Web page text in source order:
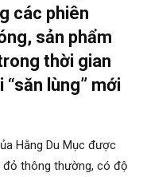
các phiên
sản phẩm
thời gian
lùng” mới
Hằng Du Mục được
thông thường, có độ